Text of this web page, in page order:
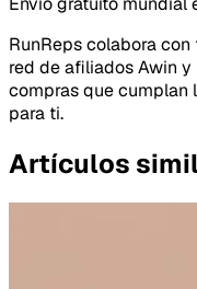
RunReps colabora
red de afiliados Awin
compras que cumplan
para ti.
Artículos